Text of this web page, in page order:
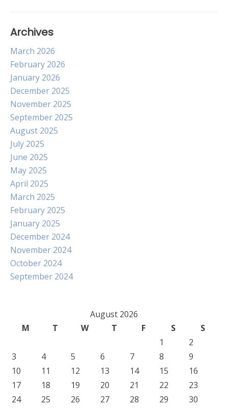
Archives
March 2026
February 2026
January 2026
December 2025
November 2025
September 2025
August 2025
July 2025
June 2025
May 2025
April 2025
March 2025
February 2025
January 2025
December 2024
November 2024
October 2024
September 2024
August 2026
M
T W T F S
S
1
2
3
4 5 6 7 8
9
10
11 12 13 14 15
16
17
18 19 20 21 22
23
24
25 26 27 28 29
30